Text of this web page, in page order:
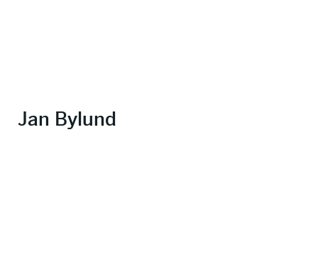
Jan Bylund